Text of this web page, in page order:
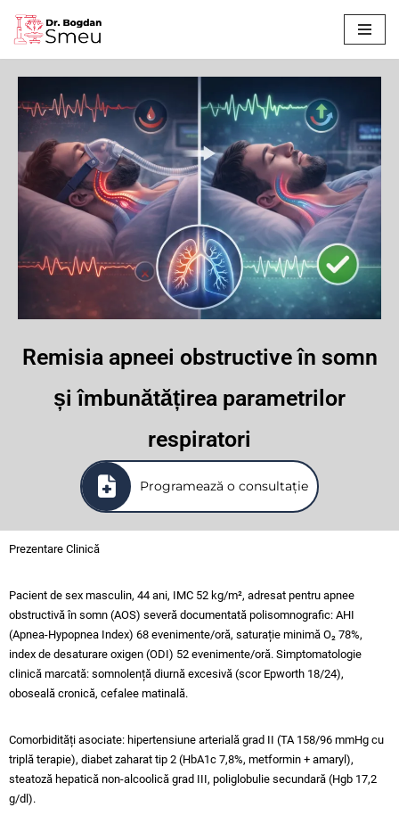
Sari
Remisia apneei obstructive în somn
și îmbunătățirea parametrilor
respiratori
Programează o consultație
Prezentare Clinică
Pacient de sex masculin, 44 ani, IMC 52 kg/m², adresat pentru apnee
obstructivă în somn (AOS) severă documentată polisomnografic: AHI
(Apnea-Hypopnea Index) 68 evenimente/oră, saturație minimă O₂ 78%,
index de desaturare oxigen (ODI) 52 evenimente/oră. Simptomatologie
clinică marcată: somnolență diurnă excesivă (scor Epworth 18/24),
oboseală cronică, cefalee matinală.
Comorbidități asociate: hipertensiune arterială grad II (TA 158/96 mmHg cu
triplă terapie), diabet zaharat tip 2 (HbA1c 7,8%, metformin + amaryl),
steatoză hepatică non-alcoolică grad III, poliglobulie secundară (Hgb 17,2
g/dl).​